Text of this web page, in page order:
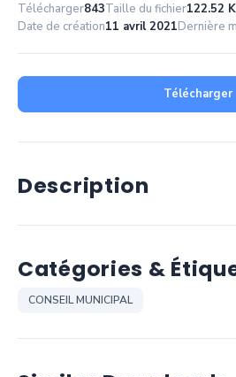
Télécharger843Taille du fichier122.52
Date de création11 avril 2021Dernière
Télécharger
Description
Catégories &
CONSEIL MUNICIPAL